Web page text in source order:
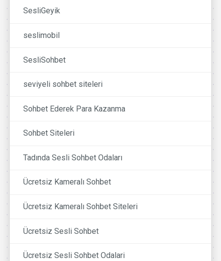
SesliGeyik
seslimobil
SesliSohbet
seviyeli sohbet siteleri
Sohbet Ederek Para Kazanma
Sohbet Siteleri
Tadında Sesli Sohbet Odaları
Ücretsiz Kameralı Sohbet
Ücretsiz Kameralı Sohbet Siteleri
Ücretsiz Sesli Sohbet
Ücretsiz Sesli Sohbet Odalari